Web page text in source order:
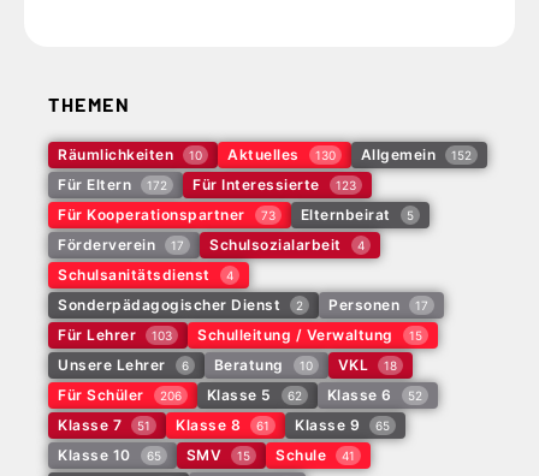
THEMEN
Räumlichkeiten 10 Aktuelles 130 Allgemein 152
Für Eltern 172 Für Interessierte 123
Für Kooperationspartner 73 Elternbeirat 5
Förderverein 17 Schulsozialarbeit 4
Schulsanitätsdienst 4
Sonderpädagogischer Dienst 2 Personen 17
Für Lehrer 103 Schulleitung / Verwaltung 15
Unsere Lehrer 6 Beratung 10 VKL 18
Für Schüler 206 Klasse 5 62 Klasse 6 52
Klasse 7 51 Klasse 8 61 Klasse 9 65
Klasse 10 65 SMV 15 Schule 41